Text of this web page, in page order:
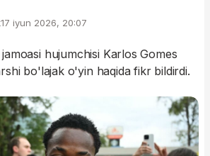
17 iyun 2026, 20:07
hujumchisi Karlos Gomes
bo'lajak o'yin haqida fikr bildirdi.